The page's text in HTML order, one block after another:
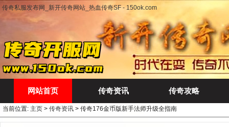
传奇私服发布网_新开传奇网站_热血传奇SF - 150ok.com
网站首页 传奇资讯 传奇攻略
当前位置: 主页 > 传奇资讯 > 传奇176金币版新手法师升级全指南